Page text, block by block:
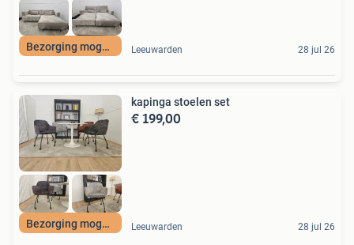
Bezorging mogelijk Leeuwarden 28 jul 26
Bezorging mogelijk
kapinga stoelen set
€ 199,00
Leeuwarden 28 jul 26